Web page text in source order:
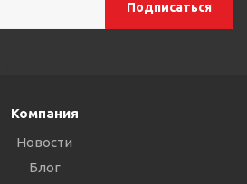
Компания
Новости
Блог